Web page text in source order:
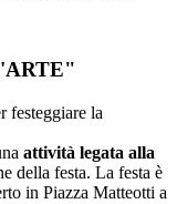
festeggiare la
attività legata alla
della festa. La festa è
in Piazza Matteotti a